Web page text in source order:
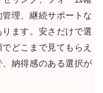
理、継続サポートな
ます。安さだけで選
どこまで見てもらえ
納得感のある選択が